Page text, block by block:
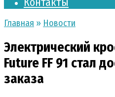
Главная » Новости
Электрический
Future FF 91 стал
заказа